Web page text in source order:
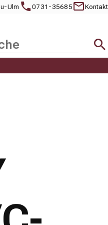
Ulm 0731-35685 Kontakt